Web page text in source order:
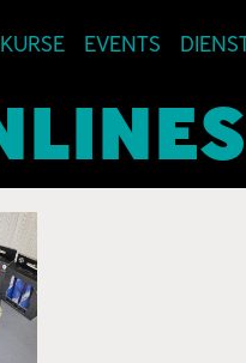
KURSE EVENTS